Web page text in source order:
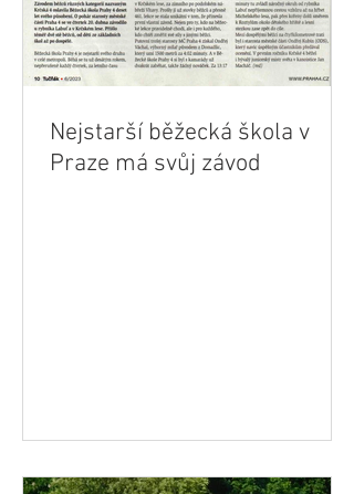
Nejstarší běžecká škola v
Praze má svůj závod